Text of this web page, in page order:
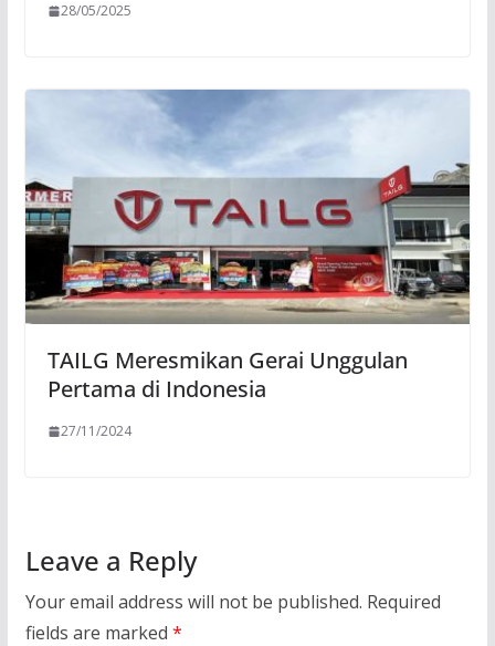
28/05/2025
TAILG Meresmikan Gerai Unggulan
Pertama di Indonesia
27/11/2024
Leave a Reply
Your email address will not be published. Required
fields are marked *